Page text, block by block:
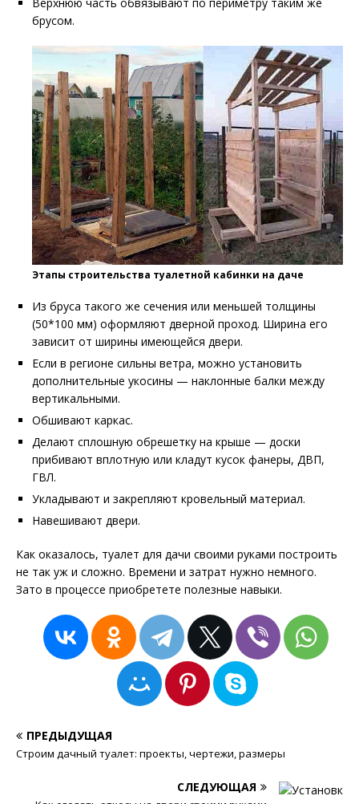
брусом.
Этапы строительства туалетной кабинки на даче
Из бруса такого же сечения или меньшей толщины
(50*100 мм) оформляют дверной проход. Ширина его
зависит от ширины имеющейся двери.
Если в регионе сильны ветра, можно установить
дополнительные укосины — наклонные балки между
вертикальными.
Обшивают каркас.
Делают сплошную обрешетку на крыше — доски
прибивают вплотную или кладут кусок фанеры, ДВП,
ГВЛ.
Укладывают и закрепляют кровельный материал.
Навешивают двери.
Как оказалось, туалет для дачи своими руками построить
не так уж и сложно. Времени и затрат нужно немного.
Зато в процессе приобретете полезные навыки.
ПРЕДЫДУЩАЯ
Строим дачный туалет: проекты, чертежи, размеры
СЛЕДУЮЩАЯ